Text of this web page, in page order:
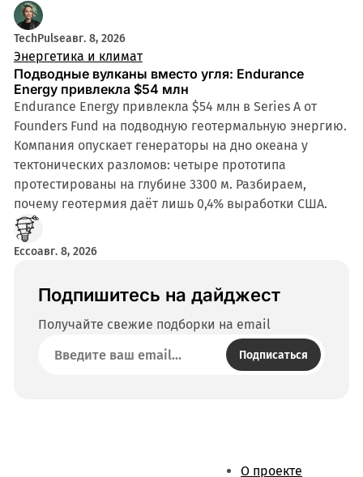
TechPulseавг. 8, 2026
Энергетика и климат
Подводные вулканы вместо угля: Endurance
Energy привлекла $54 млн
Endurance Energy привлекла $54 млн в Series A от
Founders Fund на подводную геотермальную энергию.
Компания опускает генераторы на дно океана у
тектонических разломов: четыре прототипа
протестированы на глубине 3300 м. Разбираем,
почему геотермия даёт лишь 0,4% выработки США.
Eccoавг. 8, 2026
Подпишитесь на дайджест
Получайте свежие подборки на email
Подписаться
О проекте